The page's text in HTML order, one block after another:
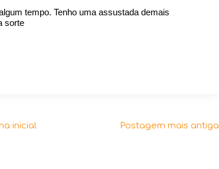
tempo. Tenho uma assustada demais
sorte
Postagem mais antiga
inicial